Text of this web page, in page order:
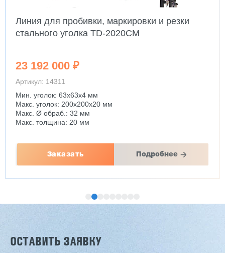
Линия для пробивки, маркировки и резки
стального уголка TD-2020CM
23 192 000 ₽
Артикул: 14311
Мин. уголок: 63x63x4 мм
Макс. уголок: 200x200x20 мм
Макс. Ø обраб.: 32 мм
Макс. толщина: 20 мм
Заказать Подробнее
ОСТАВИТЬ ЗАЯВКУ